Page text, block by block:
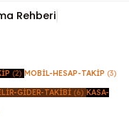
Rehberi
(2) MOBIL-HESAP-TAKIP (3)
GIDER-TAKIBI (6) KASA-